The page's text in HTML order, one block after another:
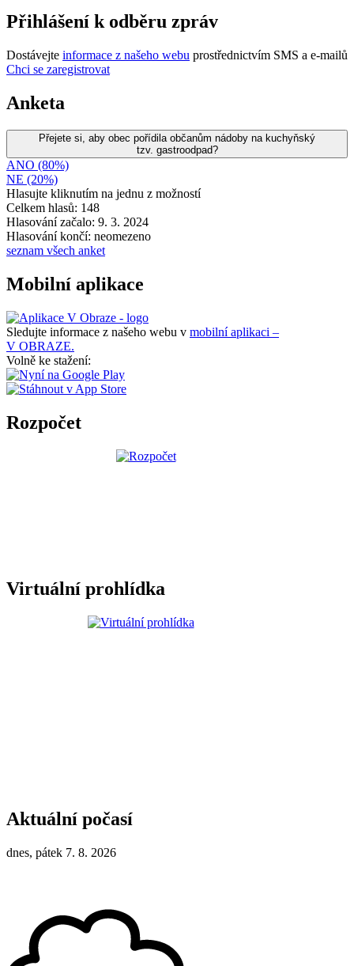
Přihlášení k odběru zpráv
Dostávejte informace z našeho webu prostřednictvím SMS a e-mailů
Chci se zaregistrovat
Anketa
Přejete si, aby obec pořídila občanům nádoby na kuchyňský
tzv. gastroodpad?
ANO (80%)
NE (20%)
Hlasujte kliknutím na jednu z možností
Celkem hlasů: 148
Hlasování začalo: 9. 3. 2024
Hlasování končí: neomezeno
seznam všech anket
Mobilní aplikace
Sledujte informace z našeho webu v mobilní aplikaci –
V OBRAZE.
Volně ke stažení:
Rozpočet
Virtuální prohlídka
Aktuální počasí
dnes, pátek 7. 8. 2026